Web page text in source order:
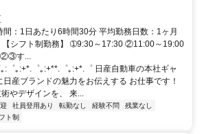
間：1日あたり6時間30分 平均勤務日数：1ヶ月
【シフト制勤務】 ➀9:30～17:30 ②11:00～19:00
す...
:゜｡:+*.゜｡:+**.゜｡:+*.゜ 日産自動車の本社ギャ
産ブランドの魅力をお伝えする お仕事です！
やデザインを、 来...
社員登用あり 転勤なし 経験不問
残業なし
ト制